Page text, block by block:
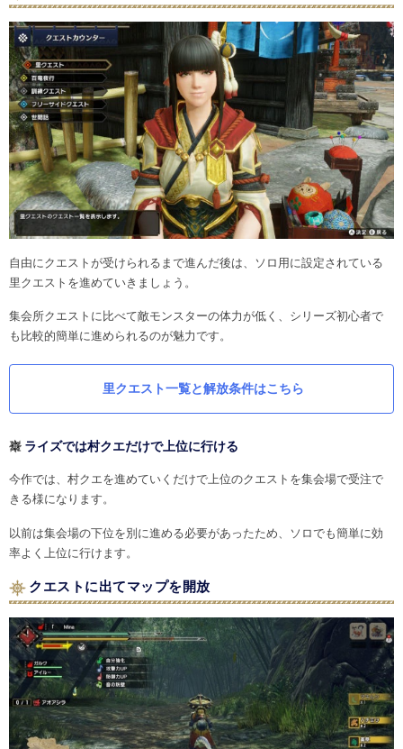
自由にクエストが受けられるまで進んだ後は、ソロ用に設定されている
里クエストを進めていきましょう。
集会所クエストに比べて敵モンスターの体力が低く、シリーズ初心者で
も比較的簡単に進められるのが魅力です。
里クエスト一覧と解放条件はこちら
ライズでは村クエだけで上位に行ける
今作では、村クエを進めていくだけで上位のクエストを集会場で受注で
きる様になります。
以前は集会場の下位を別に進める必要があったため、ソロでも簡単に効
率よく上位に行けます。
クエストに出てマップを開放